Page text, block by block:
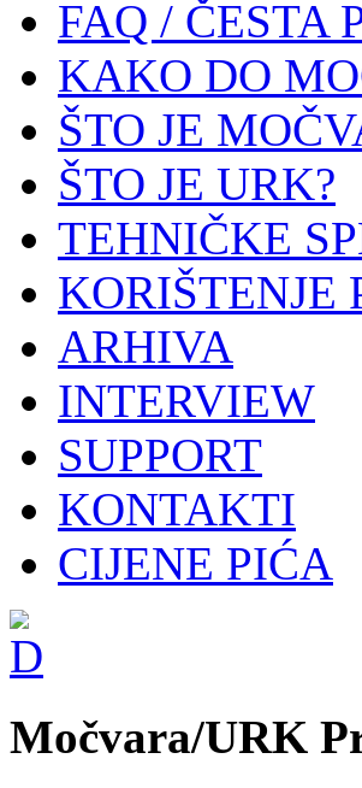
FAQ / ČESTA
KAKO DO
ŠTO JE
ŠTO JE URK?
TEHNIČKE
KORIŠTENJE
ARHIVA
INTERVIEW
SUPPORT
KONTAKTI
CIJENE PIĆA
Močvara/URK